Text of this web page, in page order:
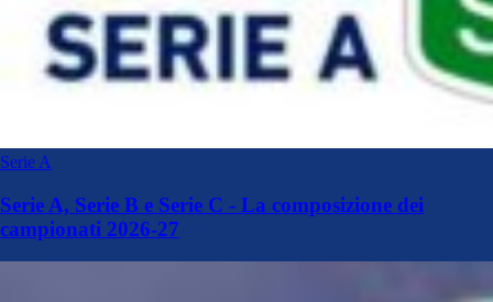
Serie A
Serie A, Serie B e Serie C - La composizione dei
campionati 2026-27